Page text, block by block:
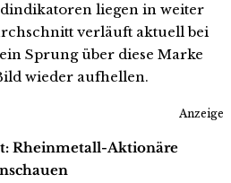
liegen in weiter
verläuft aktuell bei
Sprung über diese Marke
wieder aufhellen.
Anzeige
Rheinmetall-Aktionäre